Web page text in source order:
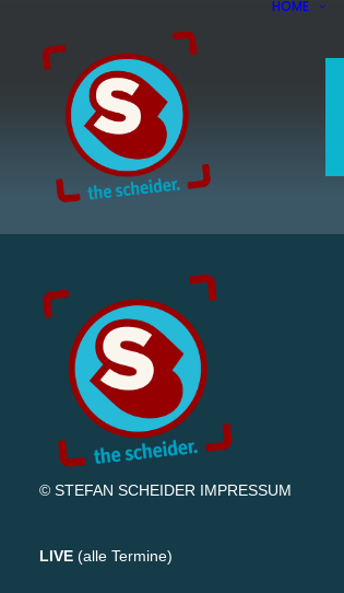
HOME
© STEFAN SCHEIDER IMPRESSUM
LIVE (alle Termine)